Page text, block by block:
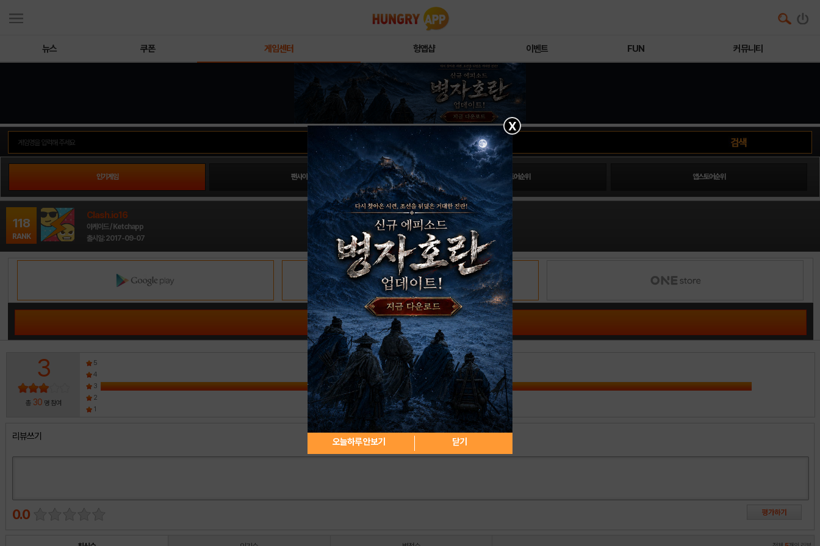
뉴스 쿠폰 게임센터 헝앱샵 이벤트 FUN 커뮤니티
인기게임 팬사이트순위 PLAY스토어순위 앱스토어순위
118
RANK
Clash.io16
아케이드 / Ketchapp
출시일: 2017-09-07
공략 커뮤니티 바로가기
3
총 30 명 참여
5
4
3
2
1
리뷰쓰기
0.0
X
오늘하루 안보기 닫기